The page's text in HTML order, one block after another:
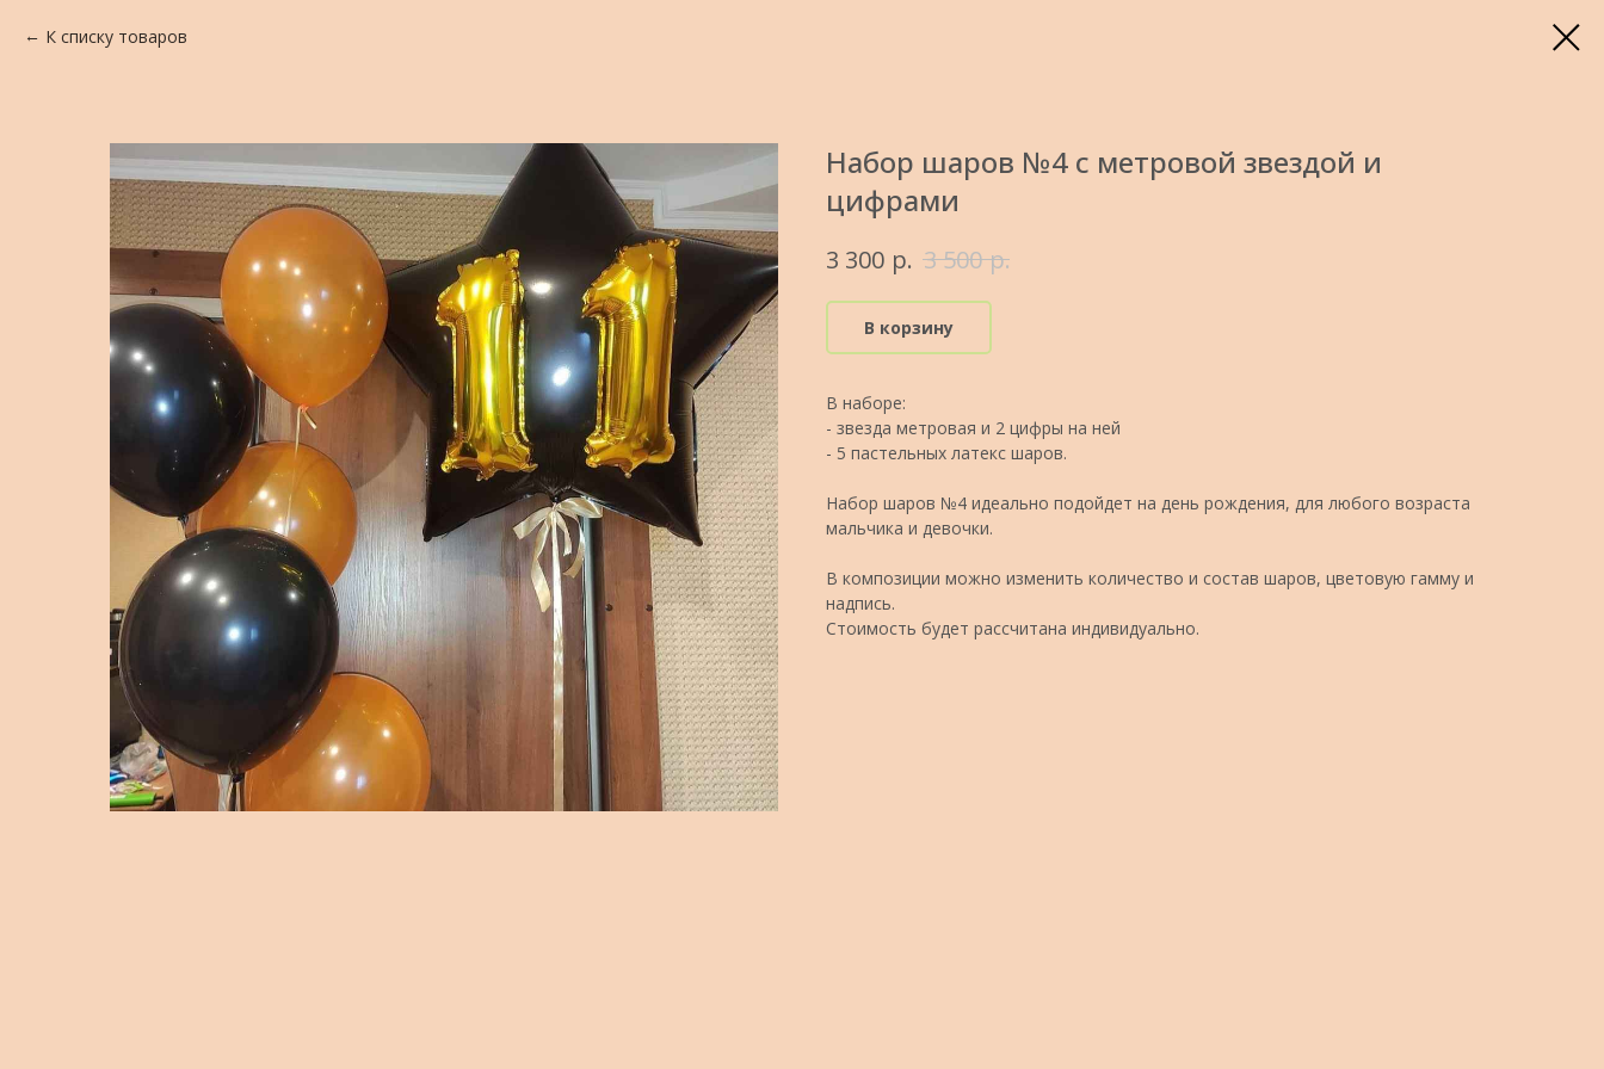
К списку товаров
Набор шаров №4 с метровой звездой и
цифрами
3 300 р. 3 500 р.
В корзину
В наборе:
- звезда метровая и 2 цифры на ней
- 5 пастельных латекс шаров.
Набор шаров №4 идеально подойдет на день рождения, для любого возраста
мальчика и девочки.
В композиции можно изменить количество и состав шаров, цветовую гамму и
надпись.
Стоимость будет рассчитана индивидуально.